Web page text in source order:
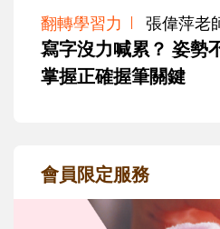
翻轉學習力 張偉萍老
寫字沒力喊累？ 姿勢
掌握正確握筆關鍵
會員限定服務